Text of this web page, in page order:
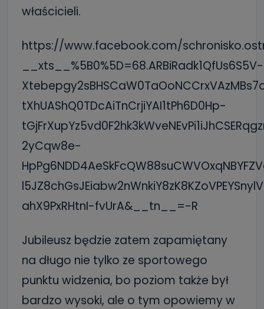
właścicieli.
https://www.facebook.com/
__xts__%5B0%5D=68.ARBiRadk1QfUs6S5V-
tXhUAShQ0TDcAiTnCrjiYAI1tPh6D0Hp-
2yCqw8e-
ahX9PxRHtnI-fvUrA&__tn__=-R
Jubileusz będzie zatem zapamiętany
na długo nie tylko ze sportowego
punktu widzenia, bo poziom także był
bardzo wysoki, ale o tym opowiemy w